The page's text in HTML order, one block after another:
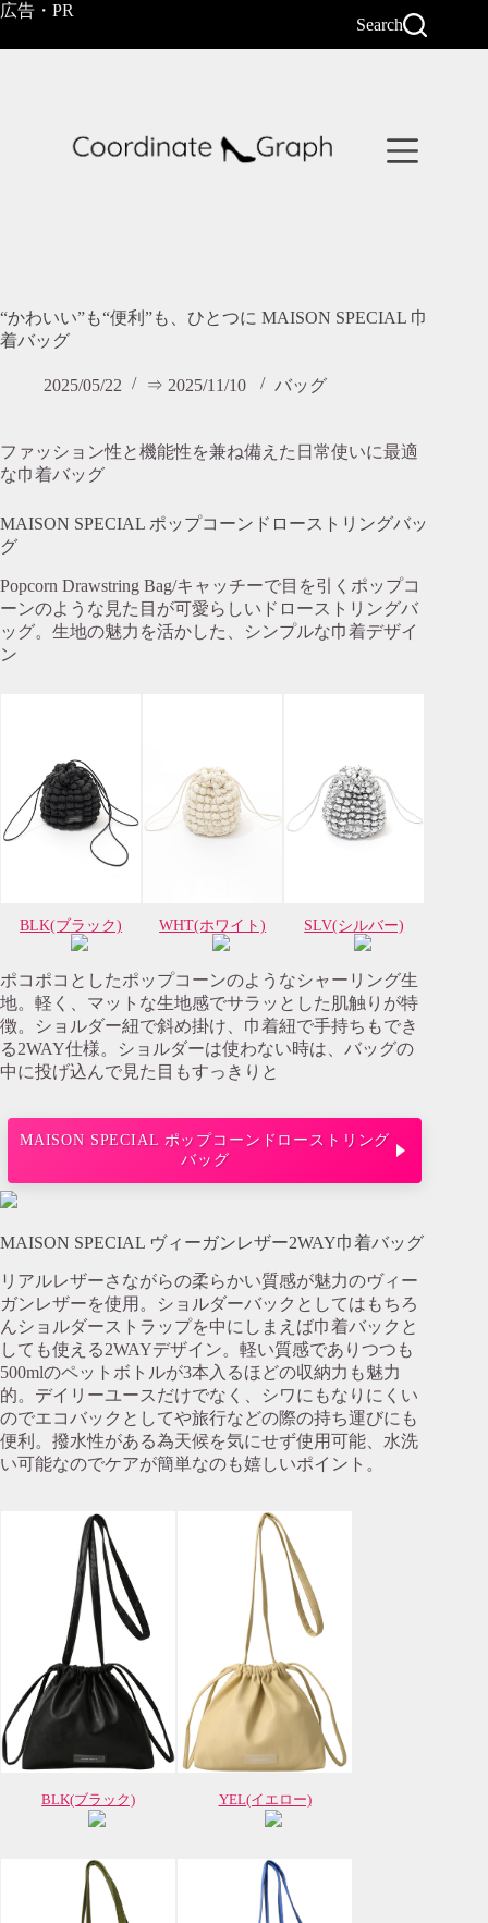
コ
テ
広告・PR
Search
“かわいい”も“便利”も、ひとつに MAISON SPECIAL 巾
着バッグ
2025/05/22 ⇒ 2025/11/10 バッグ
ファッション性と機能性を兼ね備えた日常使いに最適
な巾着バッグ
MAISON SPECIAL ポップコーンドローストリングバッ
グ
Popcorn Drawstring Bag/キャッチーで目を引くポップコ
ーンのような見た目が可愛らしいドローストリングバ
ッグ。生地の魅力を活かした、シンプルな巾着デザイ
ン
BLK(ブラック) WHT(ホワイト) SLV(シルバー)
ポコポコとしたポップコーンのようなシャーリング生
地。軽く、マットな生地感でサラッとした肌触りが特
徴。ショルダー紐で斜め掛け、巾着紐で手持ちもでき
る2WAY仕様。ショルダーは使わない時は、バッグの
中に投げ込んで見た目もすっきりと
MAISON SPECIAL ポップコーンドローストリング
バッグ
MAISON SPECIAL ヴィーガンレザー2WAY巾着バッグ
リアルレザーさながらの柔らかい質感が魅力のヴィー
ガンレザーを使用。ショルダーバックとしてはもちろ
んショルダーストラップを中にしまえば巾着バックと
しても使える2WAYデザイン。軽い質感でありつつも
500mlのペットボトルが3本入るほどの収納力も魅力
的。デイリーユースだけでなく、シワにもなりにくい
のでエコバックとしてや旅行などの際の持ち運びにも
便利。撥水性がある為天候を気にせず使用可能、水洗
い可能なのでケアが簡単なのも嬉しいポイント。
BLK(ブラック) YEL(イエロー)